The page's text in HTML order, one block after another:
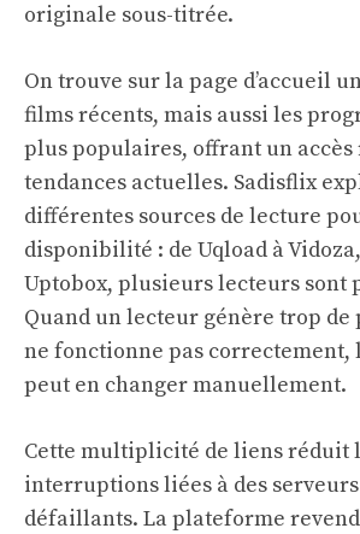
originale sous-titrée.
On trouve sur la page d’accueil
films récents, mais aussi les
plus populaires, offrant un accès
tendances actuelles. Sadisflix
différentes sources de lecture
disponibilité : de Uqload à
Uptobox, plusieurs lecteurs sont
Quand un lecteur génère trop
ne fonctionne pas correctement,
peut en changer manuellement.
Cette multiplicité de liens réduit
interruptions liées à des
défaillants. La plateforme